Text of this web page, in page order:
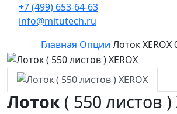
+7 (499) 653-64-63
info@mitutech.ru
Главная Опции Лоток XEROX
Лоток ( 550 листов )